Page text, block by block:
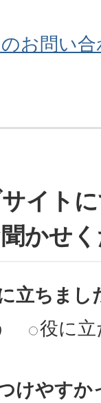
お問い
イト
かせ
立ちまし
役に
けやすか